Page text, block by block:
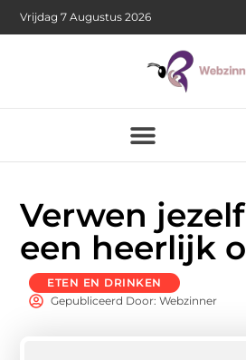
Vrijdag 7 Augustus 2026
Verwen
een heerlijk
ETEN EN DRINKEN
Gepubliceerd Door: Webzinner